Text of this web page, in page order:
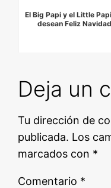
El Big Papi y el Little
desean Feliz Navidad
Deja un
Tu dirección de
publicada. Los
marcados con *
Comentario *